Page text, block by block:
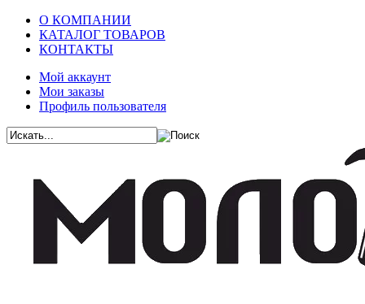
О КОМПАНИИ
КАТАЛОГ ТОВАРОВ
КОНТАКТЫ
Мой аккаунт
Мои заказы
Профиль пользователя